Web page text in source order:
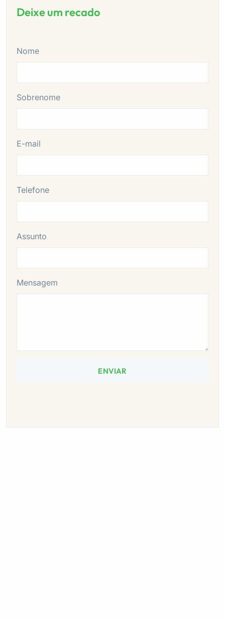
Deixe um recado
Nome
Sobrenome
E-mail
Telefone
Assunto
Mensagem
ENVIAR